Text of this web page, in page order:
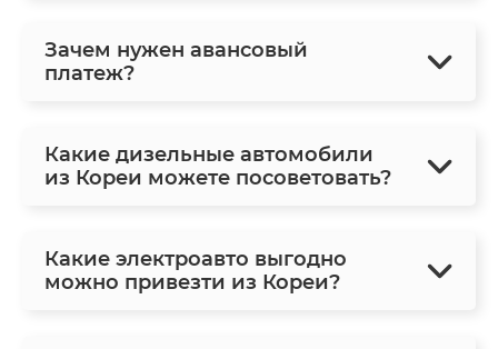
Зачем нужен авансовый
платеж?
Какие дизельные автомобили
из Кореи можете посоветовать?
Какие электроавто выгодно
можно привезти из Кореи?